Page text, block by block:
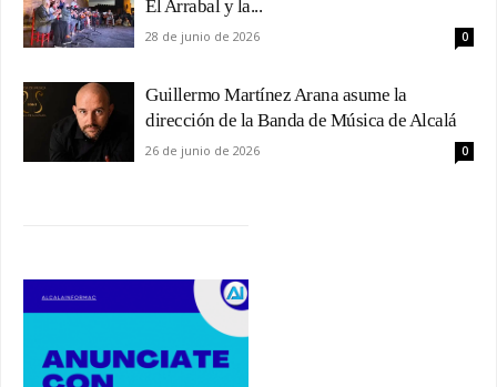
El Arrabal y la...
28 de junio de 2026 0
Guillermo Martínez Arana asume la
dirección de la Banda de Música de Alcalá
26 de junio de 2026 0